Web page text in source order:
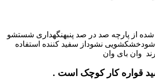
از پارچه صد در صد پنبهنگهداری شستشو
انجام شودخشکشویی نشوداز سفید کننده استفاده
وان بای وان
قواره کار کوچک است .